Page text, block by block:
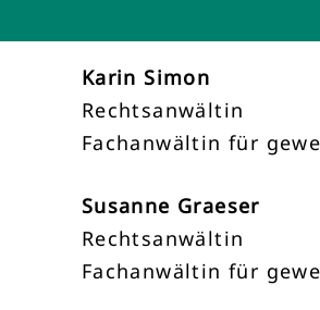
Karin Simon
Rechtsanwältin
Fachanwältin für
Susanne Graeser
Rechtsanwältin
Fachanwältin für